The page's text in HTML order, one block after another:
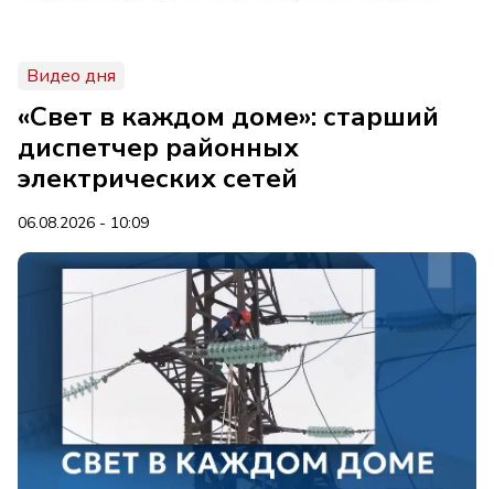
Видео дня
«Свет в каждом доме»: старший
диспетчер районных
электрических сетей
06.08.2026 - 10:09